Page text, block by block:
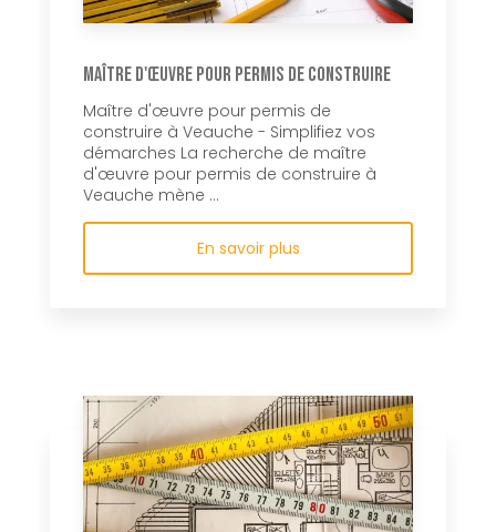
Maître d'œuvre pour permis de construire
Maître d'œuvre pour permis de
construire à Veauche - Simplifiez vos
démarches La recherche de maître
d'œuvre pour permis de construire à
Veauche mène ...
En savoir plus